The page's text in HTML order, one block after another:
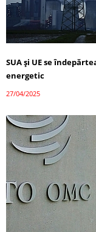
SUA și UE se
energetic
27/04/2025